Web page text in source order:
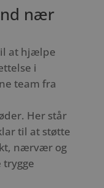
nær
at hjælpe
i
team fra
Her står
til at støtte
nærvær og
trygge